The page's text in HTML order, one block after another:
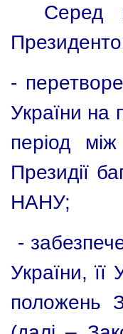
Серед
-
України на
період
Президії
НАНУ;
-
України,
положень